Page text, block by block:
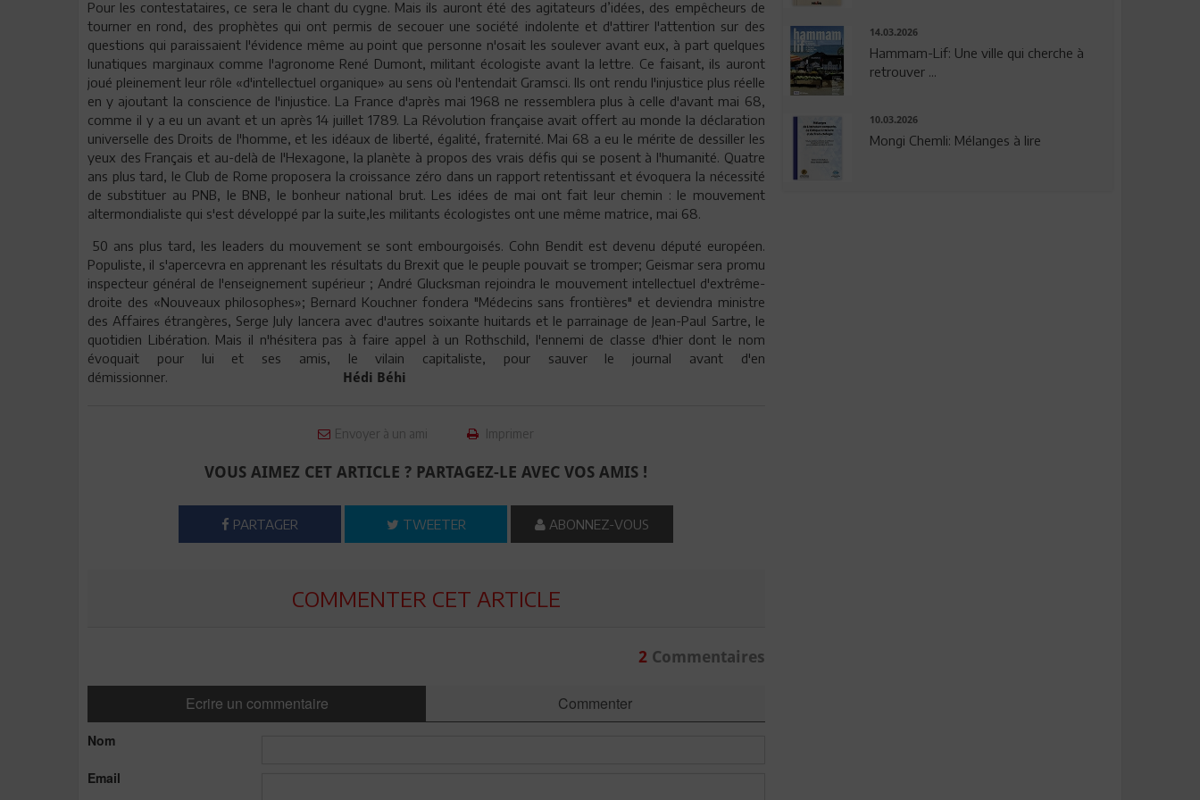
Pour les contestataires, ce sera le chant du cygne. Mais ils auront été des agitateurs d’idées, des empêcheurs de
tourner en rond, des prophètes qui ont permis de secouer une société indolente et d'attirer l'attention sur des
questions qui paraissaient l'évidence même au point que personne n'osait les soulever avant eux, à part quelques
lunatiques marginaux comme l'agronome René Dumont, militant écologiste avant la lettre. Ce faisant, ils auront
joué pleinement leur rôle «d'intellectuel organique» au sens où l'entendait Gramsci. Ils ont rendu l'injustice plus réelle
en y ajoutant la conscience de l'injustice. La France d'après mai 1968 ne ressemblera plus à celle d'avant mai 68,
comme il y a eu un avant et un après 14 juillet 1789. La Révolution française avait offert au monde la déclaration
universelle des Droits de l'homme, et les idéaux de liberté, égalité, fraternité. Mai 68 a eu le mérite de dessiller les
yeux des Français et au-delà de l'Hexagone, la planète à propos des vrais défis qui se posent à l'humanité. Quatre
ans plus tard, le Club de Rome proposera la croissance zéro dans un rapport retentissant et évoquera la nécessité
de substituer au PNB, le BNB, le bonheur national brut. Les idées de mai ont fait leur chemin : le mouvement
altermondialiste qui s'est développé par la suite,les militants écologistes ont une même matrice, mai 68.
50 ans plus tard, les leaders du mouvement se sont embourgoisés. Cohn Bendit est devenu député européen.
Populiste, il s'apercevra en apprenant les résultats du Brexit que le peuple pouvait se tromper; Geismar sera promu
inspecteur général de l'enseignement supérieur ; André Glucksman rejoindra le mouvement intellectuel d'extrême-
droite des «Nouveaux philosophes»; Bernard Kouchner fondera "Médecins sans frontières" et deviendra ministre
des Affaires étrangères, Serge July lancera avec d'autres soixante huitards et le parrainage de Jean-Paul Sartre, le
quotidien Libération. Mais il n'hésitera pas à faire appel à un Rothschild, l'ennemi de classe d'hier dont le nom
évoquait pour lui et ses amis, le vilain capitaliste, pour sauver le journal avant d'en
démissionner. Hédi Béhi
Envoyer à un ami Imprimer
VOUS AIMEZ CET ARTICLE ? PARTAGEZ-LE AVEC VOS AMIS !
PARTAGER TWEETER ABONNEZ-VOUS
COMMENTER CET ARTICLE
2Commentaires
Ecrire un commentaire Commenter
Nom
Email
14.03.2026
Hammam-Lif: Une ville qui cherche à
retrouver ...
10.03.2026
Mongi Chemli: Mélanges à lire